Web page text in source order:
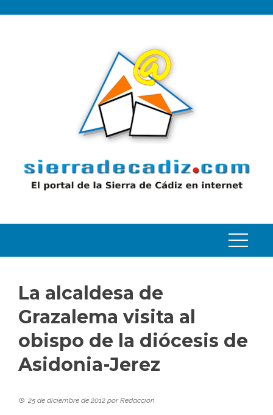
La alcaldesa de
Grazalema visita al
obispo de la diócesis de
Asidonia-Jerez
25 de diciembre de 2012 porRedacción